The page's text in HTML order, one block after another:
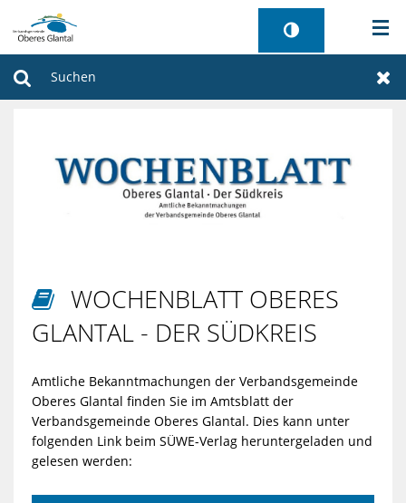
AKTUELLES
WIRTSCHAFT
TOURISMUS

WOCHENBLATT OBERES
GLANTAL - DER SÜDKREIS
Amtliche Bekanntmachungen der Verbandsgemeinde
Oberes Glantal finden Sie im Amtsblatt der
Verbandsgemeinde Oberes Glantal. Dies kann unter
folgenden Link beim SÜWE-Verlag heruntergeladen und
gelesen werden: